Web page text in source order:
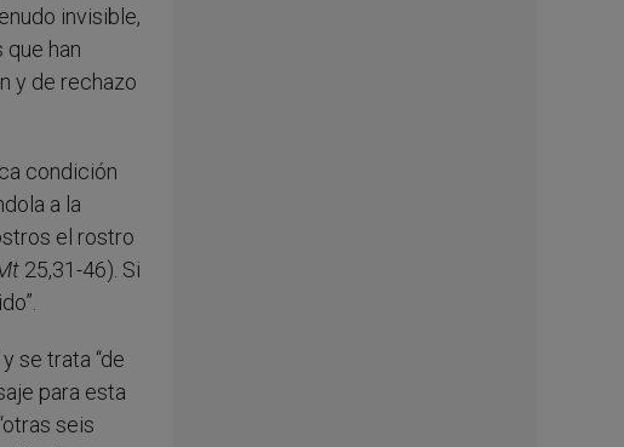
invisible,
que han
y de rechazo
condición
a la
el rostro
25,31-46). Si
se trata “de
para esta
seis